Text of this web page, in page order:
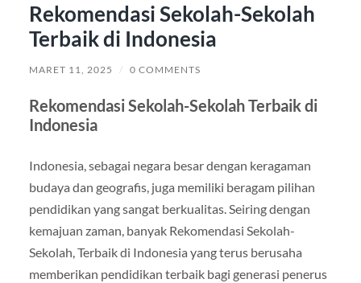
Rekomendasi Sekolah-Sekolah
Terbaik di Indonesia
MARET 11, 2025 / 0 COMMENTS
Rekomendasi Sekolah-Sekolah Terbaik di
Indonesia
Indonesia, sebagai negara besar dengan keragaman
budaya dan geografis, juga memiliki beragam pilihan
pendidikan yang sangat berkualitas. Seiring dengan
kemajuan zaman, banyak Rekomendasi Sekolah-
Sekolah, Terbaik di Indonesia yang terus berusaha
memberikan pendidikan terbaik bagi generasi penerus